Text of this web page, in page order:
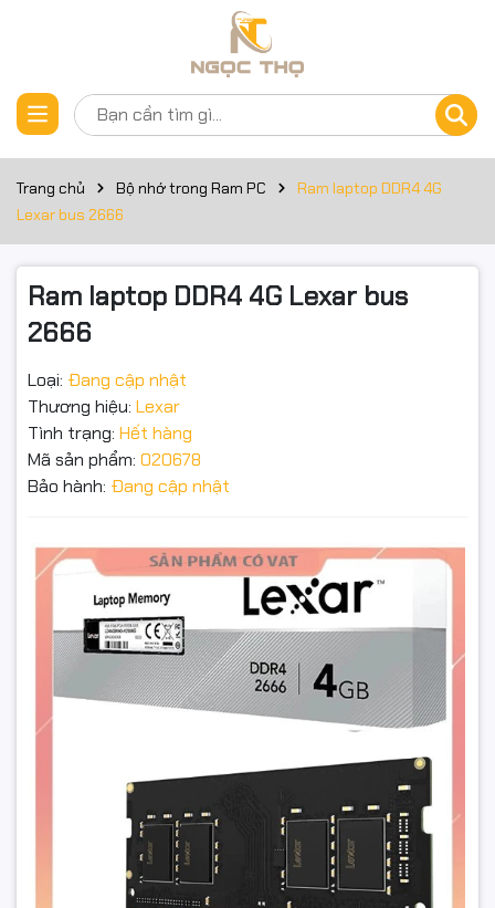
Trang chủ Bộ nhớ trong Ram PC
Ram laptop DDR4 4G
Lexar bus 2666
Ram laptop DDR4 4G Lexar bus
2666
Loại: Đang cập nhật
Thương hiệu: Lexar
Tình trạng: Hết hàng
Mã sản phẩm: 020678
Bảo hành: Đang cập nhật
Thông số kỹ thuật
Dung lượng : 8GB
Tốc độ bus : 2666Mhz
Điện áp : 1.2V
Tản nhiệt : Không
CAS : CL19
Nhiệt độ hoạt động : 0°C to 85°C
Đặt trước sản phẩm
Ram laptop DDR4 4G Lexar bus 2666
2.100.000₫
Đặt trước sản phẩm để nhận thêm nhiều ưu đãi bạn